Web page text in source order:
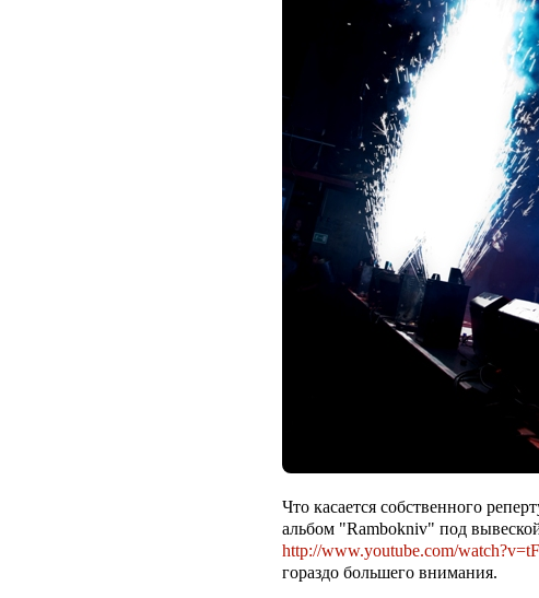
Что касается собственного
альбом "Rambokniv" под
http://www.youtube.com/
гораздо большего внимания.